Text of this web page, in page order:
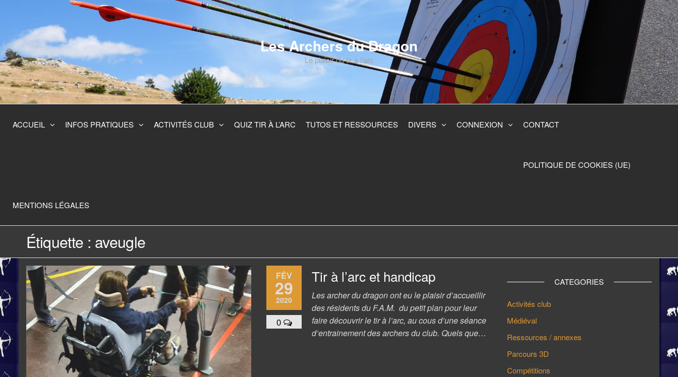
content
Les Archers du Dragon
Le plaisir du tir à l'arc
ACCUEIL INFOS PRATIQUES ACTIVITÉS CLUB QUIZ TIR À L’ARC TUTOS ET RESSOURCES DIVERS CONNEXION CONTACT
POLITIQUE DE COOKIES (UE)
MENTIONS LÉGALES
Étiquette : aveugle
FÉV
29
2020
0
Tir à l’arc et handicap
Les archer du dragon ont eu le plaisir d’accueillir
des résidents du F.A.M. du petit plan pour leur
faire découvrir le tir à l’arc, au cous d’une séance
d’entrainement des archers du club. Quels que…
CATEGORIES
Activités club
Médiéval
Ressources / annexes
Parcours 3D
Compétitions